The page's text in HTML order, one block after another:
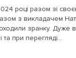
році разом зі
з викладачем
зранку. Дуже
при перегляді...